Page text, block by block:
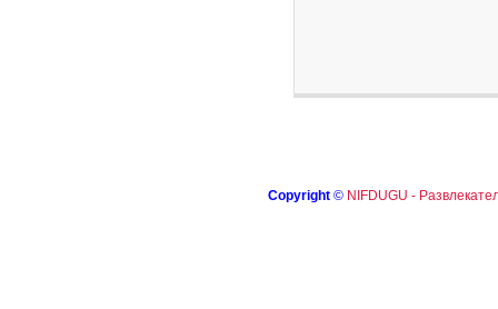
Copyright © NIFDUGU -